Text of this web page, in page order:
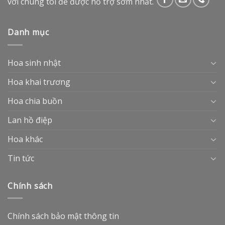
Danh mục
Hoa sinh nhật
Hoa khai trương
Hoa chia buồn
Lan hồ điệp
Hoa khác
Tin tức
Chính sách
Chính sách bảo mật thông tin